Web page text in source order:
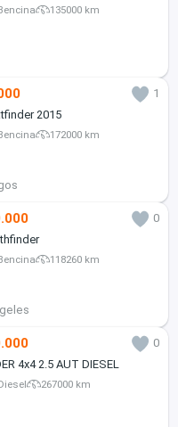
135000 km
1
2015
172000 km
0
118260 km
0
4x4 2.5 AUT DIESEL
267000 km